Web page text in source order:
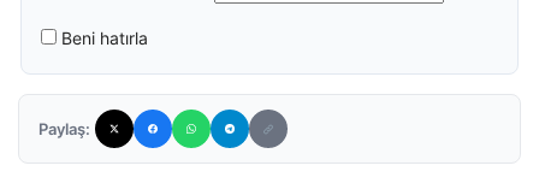
Beni hatırla
Paylaş: